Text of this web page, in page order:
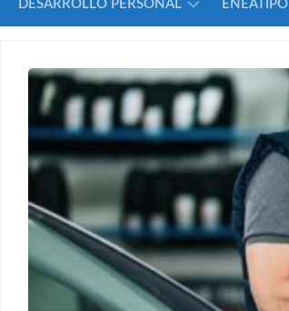
DESARROLLO PERSONAL
AUTOESTIMA
INTELIGENCIA
TRISTEZA
ENEATIPO